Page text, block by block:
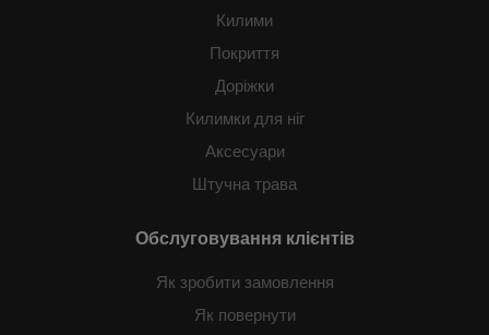
Килими
Покриття
Доріжки
Килимки для ніг
Аксесуари
Штучна трава
Обслуговування клієнтів
Як зробити замовлення
Як повернути